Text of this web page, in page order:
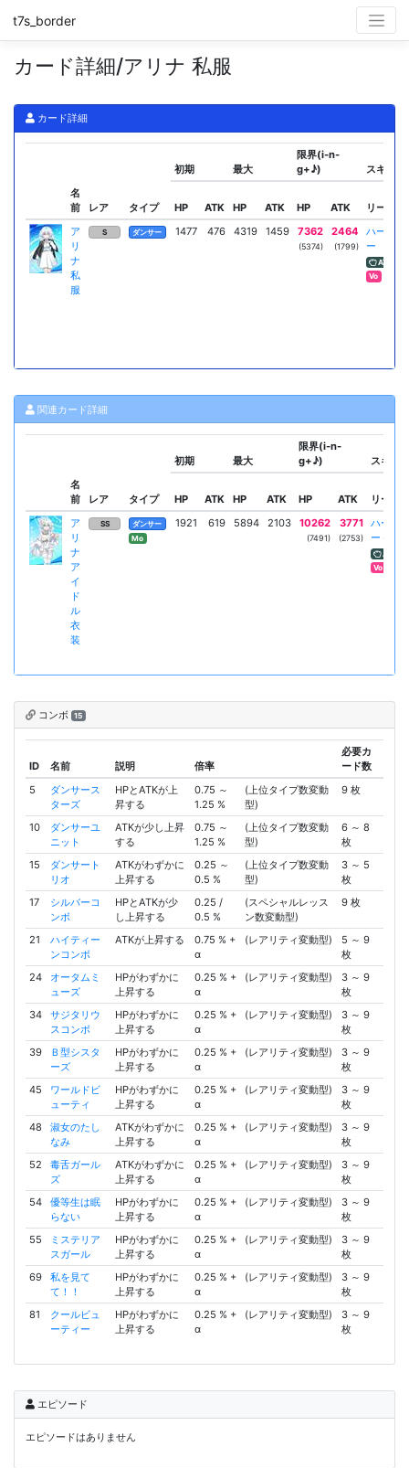
t7s_border
カード詳細/アリナ 私服
カード詳細
名
前
レア タイプ
初期 最大
限界(i-n-
g+♪)
スキル
HP ATK HP ATK HP ATK
リーダー
ア
リ
ナ
私
服
S ダンサー 1477 476 4319 1459 7362
(5374)
2464
(1799)
ハーモニ
ー
ATK増加
Vo
関連カード詳細
名
前
レア タイプ
初期 最大
限界(i-n-
g+♪)
スキル
HP ATK HP ATK HP ATK
リーダ
ア
リ
ナ
ア
イ
ド
ル
衣
装
SS
ダンサー
Mo
1921 619 5894 2103 10262
(7491)
3771
(2753)
ハーモ
ー＋
ATK増
Vo
コンボ 15
ID 名前 説明 倍率
必要カ
ード数
5
ダンサース
ターズ
HPとATKが上
昇する
0.75 ～
1.25 %
(上位タイプ数変動
型)
9 枚
10
ダンサーユ
ニット
ATKが少し上昇
する
0.75 ～
1.25 %
(上位タイプ数変動
型)
6 ～ 8
枚
15
ダンサート
リオ
ATKがわずかに
上昇する
0.25 ～
0.5 %
(上位タイプ数変動
型)
3 ～ 5
枚
17
シルバーコ
ンボ
HPとATKが少
し上昇する
0.25 /
0.5 %
(スペシャルレッス
ン数変動型)
9 枚
21
ハイティー
ンコンボ
ATKが上昇する
0.75 % +
α
(レアリティ変動型)
5 ～ 9
枚
24
オータムミ
ューズ
HPがわずかに
上昇する
0.25 % +
α
(レアリティ変動型)
3 ～ 9
枚
34
サジタリウ
スコンボ
HPがわずかに
上昇する
0.25 % +
α
(レアリティ変動型)
3 ～ 9
枚
39
Ｂ型シスタ
ーズ
HPがわずかに
上昇する
0.25 % +
α
(レアリティ変動型)
3 ～ 9
枚
45
ワールドビ
ューティ
HPがわずかに
上昇する
0.25 % +
α
(レアリティ変動型)
3 ～ 9
枚
48
淑女のたし
なみ
ATKがわずかに
上昇する
0.25 % +
α
(レアリティ変動型)
3 ～ 9
枚
52
毒舌ガール
ズ
ATKがわずかに
上昇する
0.25 % +
α
(レアリティ変動型)
3 ～ 9
枚
54
優等生は眠
らない
HPがわずかに
上昇する
0.25 % +
α
(レアリティ変動型)
3 ～ 9
枚
55
ミステリア
スガール
HPがわずかに
上昇する
0.25 % +
α
(レアリティ変動型)
3 ～ 9
枚
69
私を見て
て！！
HPがわずかに
上昇する
0.25 % +
α
(レアリティ変動型)
3 ～ 9
枚
81
クールビュ
ーティー
HPがわずかに
上昇する
0.25 % +
α
(レアリティ変動型)
3 ～ 9
枚
エピソード
エピソードはありません